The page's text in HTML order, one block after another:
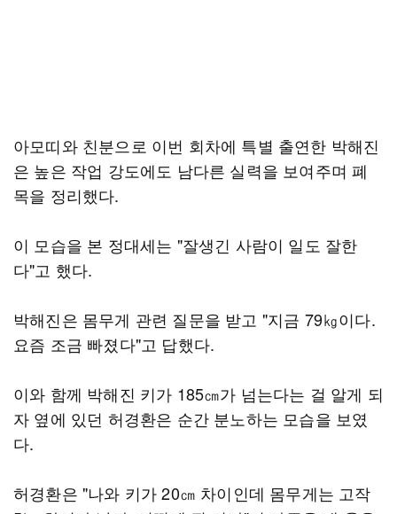
아모띠와 친분으로 이번 회차에 특별 출연한 박해진
은 높은 작업 강도에도 남다른 실력을 보여주며 폐
목을 정리했다.
이 모습을 본 정대세는 "잘생긴 사람이 일도 잘한
다"고 했다.
박해진은 몸무게 관련 질문을 받고 "지금 79㎏이다.
요즘 조금 빠졌다"고 답했다.
이와 함께 박해진 키가 185㎝가 넘는다는 걸 알게 되
자 옆에 있던 허경환은 순간 분노하는 모습을 보였
다.
허경환은 "나와 키가 20㎝ 차이인데 몸무게는 고작